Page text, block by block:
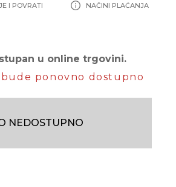
I POVRATI NAČINI PLAĆANJA
u online trgovini.
bude ponovno dostupno
NEDOSTUPNO